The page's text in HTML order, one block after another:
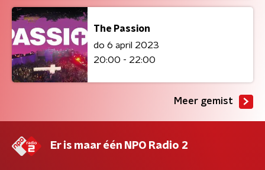
The Passion
do 6 april 2023
20:00 - 22:00
Meer gemist
Er is maar één NPO Radio 2